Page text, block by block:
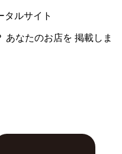
タルサイト
あなたのお店を 掲載しま